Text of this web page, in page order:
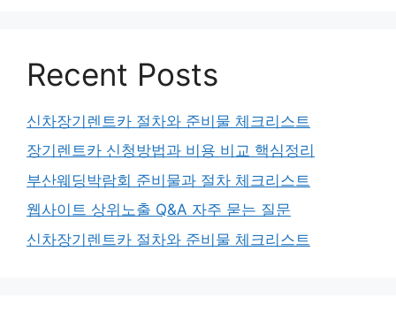
Recent Posts
신차장기렌트카 절차와 준비물 체크리스트
장기렌트카 신청방법과 비용 비교 핵심정리
부산웨딩박람회 준비물과 절차 체크리스트
웹사이트 상위노출 Q&A 자주 묻는 질문
신차장기렌트카 절차와 준비물 체크리스트